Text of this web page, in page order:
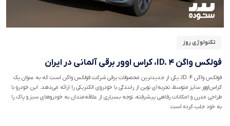
تکنولوژی روز
فولکس واگن ID. ۴، کراس اوور برقی آلمانی در ایران
فولکس واگن ID. ۴، یکی از جدیدترین محصولات برقی شرکت فولکس واگن است که به عنوان یک
کراس‌اوور سایز متوسط، تجربه‌ای نوین از رانندگی با خودروی الکتریکی را ارائه می‌دهد. این خودرو با
طراحی مدرن و امکانات رفاهی پیشرفته، توجه بسیاری از علاقه‌مندان به خودرو‌های سبز و پاک را
به خود جلب کرده است